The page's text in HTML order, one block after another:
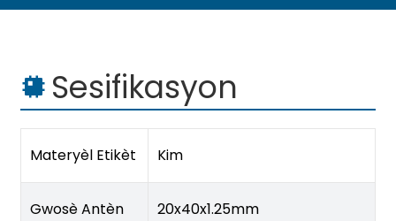
Sesifikasyon
Materyèl Etikèt Kim
Gwosè Antèn 20x40x1.25mm